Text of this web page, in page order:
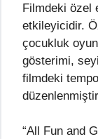
Filmdeki özel
etkileyicidir.
çocukluk
gösterimi,
filmdeki
“All Fun and